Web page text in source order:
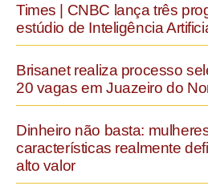
Times | CNBC lança três
estúdio de Inteligência
Brisanet realiza processo
20 vagas em Juazeiro do
Dinheiro não basta:
características realmente
alto valor